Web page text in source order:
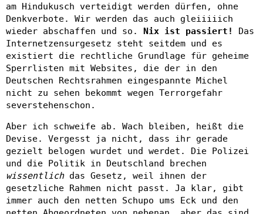
am Hindukusch verteidigt werden dürfen, ohne
Denkverbote. Wir werden das auch gleiiiiich
wieder abschaffen und so. Nix ist passiert!
Das
Internetzensurgesetz steht seitdem und es
existiert die rechtliche Grundlage für geheime
Sperrlisten mit Websites, die der in den
Deutschen Rechtsrahmen eingespannte Michel
nicht zu sehen bekommt wegen Terrorgefahr
severstehenschon.
Aber ich schweife ab. Wach bleiben, heißt die
Devise. Vergesst ja nicht, dass ihr gerade
gezielt belogen wurdet und werdet. Die Polizei
und die Politik in Deutschland brechen
wissentlichdas Gesetz, weil ihnen der
gesetzliche Rahmen nicht passt. Ja klar, gibt
immer auch den netten Schupo ums Eck und den